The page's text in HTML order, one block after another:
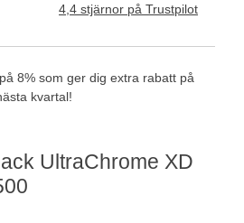
UltraChrome XD
4,4 stjärnor på Trustpilot
8% som ger dig extra rabatt på
kvartal!